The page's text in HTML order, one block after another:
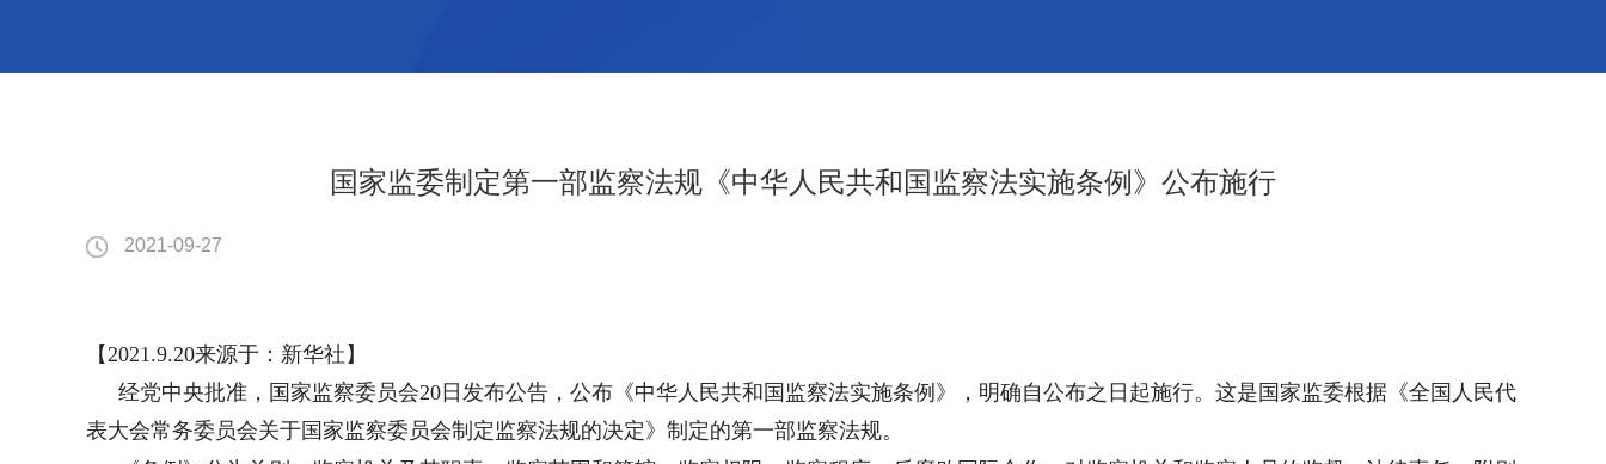
国家监委制定第一部监察法规《中华人民共和国监察法实施条例》公布施行
2021-09-27
【2021.9.20来源于：新华社】
经党中央批准，国家监察委员会20日发布公告，公布《中华人民共和国监察法实施条例》，明确自公布之日起施行。这是国家监委根据《全国人民代
表大会常务委员会关于国家监察委员会制定监察法规的决定》制定的第一部监察法规。